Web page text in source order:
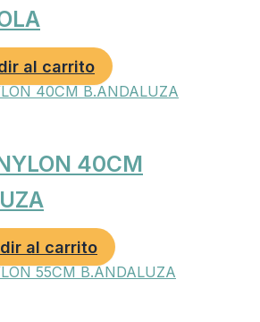
al carrito
40CM
al carrito